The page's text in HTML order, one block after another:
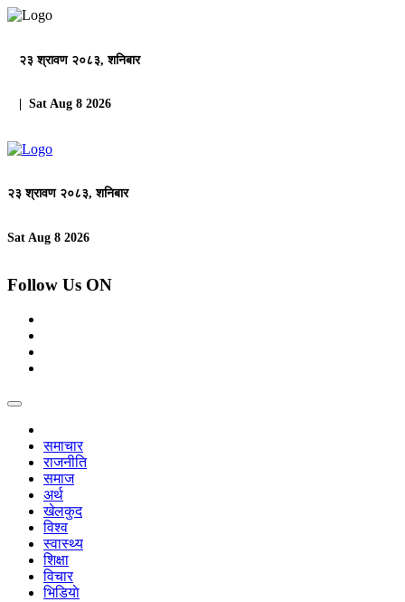
२३ श्रावण २०८३, शनिबार
| Sat Aug 8 2026
२३ श्रावण २०८३, शनिबार
Sat Aug 8 2026
Follow Us ON
समाचार
राजनीति
समाज
अर्थ
खेलकुद
विश्व
स्वास्थ्य
शिक्षा
विचार
भिडियाे